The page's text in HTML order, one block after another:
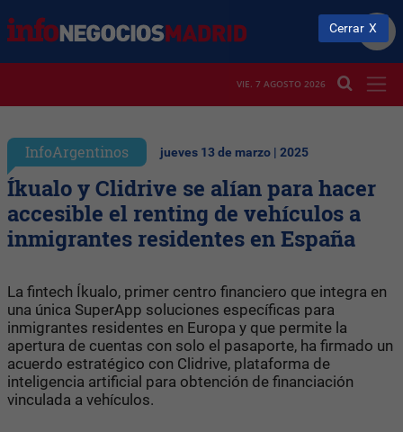
VIE. 7 AGOSTO 2026
InfoArgentinos jueves 13 de marzo | 2025
Íkualo y Clidrive se alían para hacer
accesible el renting de vehículos a
inmigrantes residentes en España
La fintech Íkualo, primer centro financiero que integra en
una única SuperApp soluciones específicas para
inmigrantes residentes en Europa y que permite la
apertura de cuentas con solo el pasaporte, ha firmado un
acuerdo estratégico con Clidrive, plataforma de
inteligencia artificial para obtención de financiación
vinculada a vehículos.
Cerrar